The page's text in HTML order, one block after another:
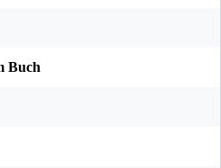
Buch